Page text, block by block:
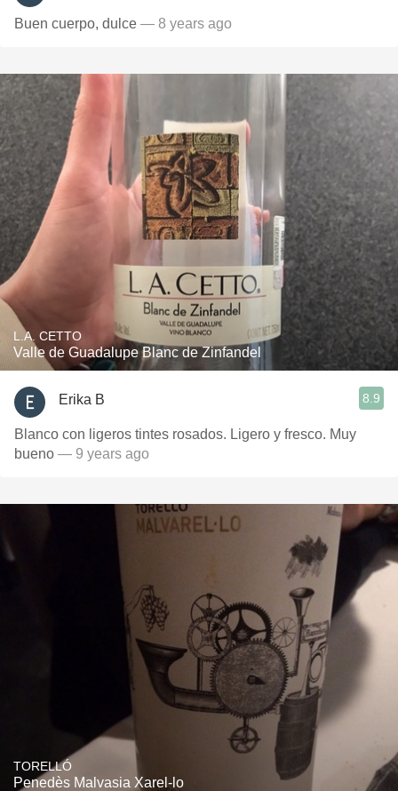
Buen cuerpo, dulce — 8 years ago
L.A. CETTO
Valle de Guadalupe Blanc de Zinfandel
Erika B 8.9
Blanco con ligeros tintes rosados. Ligero y fresco. Muy
bueno — 9 years ago
TORELLÓ
Penedès Malvasia Xarel-lo